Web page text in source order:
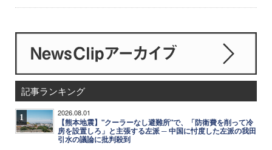
記事ランキング
1 2026.08.01
【熊本地震】"クーラーなし避難所"で、「防衛費を削って冷
房を設置しろ」と主張する左派 ─ 中国に忖度した左派の我田
引水の議論に批判殺到